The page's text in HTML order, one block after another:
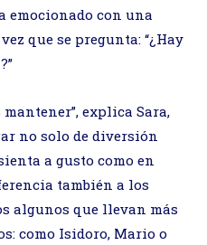
emocionado con una
que se pregunta: “¿Hay
explica Sara,
no solo de diversión
a gusto como en
también a los
algunos que llevan más
como Isidoro, Mario o